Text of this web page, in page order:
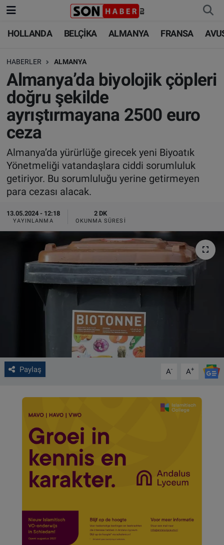
HOLLANDA BELÇİKA ALMANYA FRANSA
HABERLER ALMANYA
Almanya’da biyolojik çöpleri
doğru şekilde
ayrıştırmayana 2500 euro
ceza
Almanya’da yürürlüğe girecek yeni Biyoatık
Yönetmeliği vatandaşlara ciddi sorumluluk
getiriyor. Bu sorumluluğu yerine getirmeyen
para cezası alacak.
13.05.2024 - 12:18
YAYINLANMA
2 DK
OKUNMA SÜRESI
Paylaş A- A+
HOLLANDA
BELÇİKA
ALMANYA
FRANSA
AVUSTURYA
SAĞLIK - YAŞAM
BİLİM-TEKNOLOJİ
HOLLANDA
BELÇİKA
ALMANYA
TÜRKİYE
DÜNYA
BİLİM-TEKNOLOJİ
SAĞLIK
FOTO GALERİ
VIDEO GALERİ
ALGEMENE VOORWAARDEN
CONTACT
Çerez Politikası
Nöbetçi Eczaneler
Hava Durumu
Trafik Durumu
Süper Lig Puan Durumu ve Fikstür
Tüm Manşetler
Son Dakika Haberleri
Haber Arşivi